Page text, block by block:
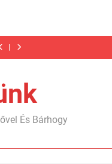
a
És Bárhogy